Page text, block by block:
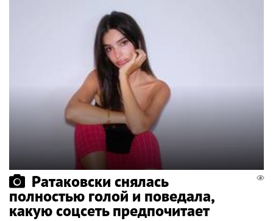
Ратаковски снялась
полностью голой и поведала,
какую соцсеть предпочитает